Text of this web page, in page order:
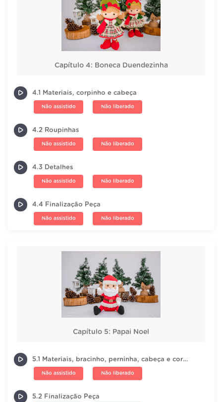
Capítulo 4: Boneca Duendezinha
4.1 Materiais, corpinho e cabeça
Não assistido Não liberado
4.2 Roupinhas
Não assistido Não liberado
4.3 Detalhes
Não assistido Não liberado
4.4 Finalização Peça
Não assistido Não liberado
Capítulo 5: Papai Noel
5.1 Materiais, bracinho, perninha, cabeça e corpinho
Não assistido Não liberado
5.2 Finalização Peça